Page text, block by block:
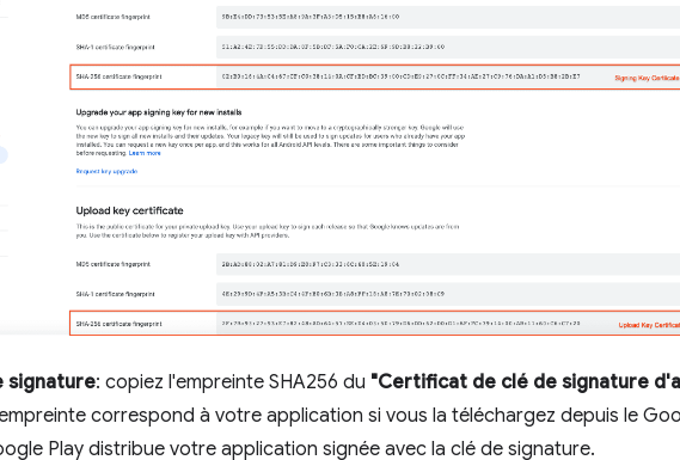
signature: copiez l'empreinte SHA256 du "Certificat de clé de signature
correspond à votre application si vous la téléchargez depuis le
Play distribue votre application signée avec la clé de signature.